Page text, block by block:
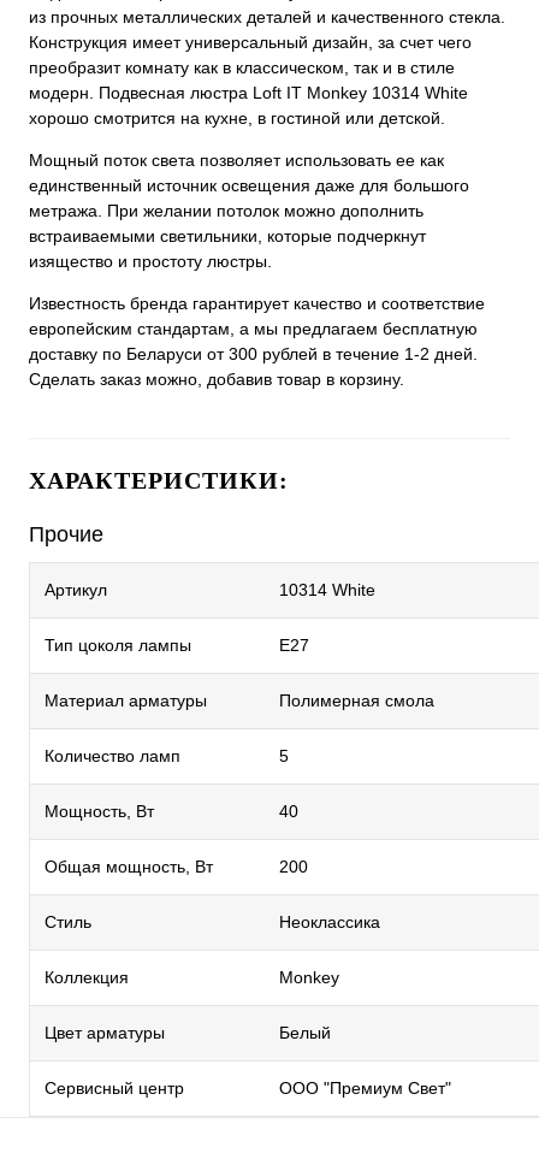
из прочных металлических деталей и качественного стекла.
Конструкция имеет универсальный дизайн, за счет чего
преобразит комнату как в классическом, так и в стиле
модерн. Подвесная люстра Loft IT Monkey 10314 White
хорошо смотрится на кухне, в гостиной или детской.
Мощный поток света позволяет использовать ее как
единственный источник освещения даже для большого
метража. При желании потолок можно дополнить
встраиваемыми светильники, которые подчеркнут
изящество и простоту люстры.
Известность бренда гарантирует качество и соответствие
европейским стандартам, а мы предлагаем бесплатную
доставку по Беларуси от 300 рублей в течение 1-2 дней.
Сделать заказ можно, добавив товар в корзину.
ХАРАКТЕРИСТИКИ:
Прочие
Артикул 10314 White
Тип цоколя лампы E27
Материал арматуры Полимерная смола
Количество ламп 5
Мощность, Вт 40
Общая мощность, Вт 200
Стиль Неоклассика
Коллекция Monkey
Цвет арматуры Белый
Сервисный центр ООО "Премиум Свет"